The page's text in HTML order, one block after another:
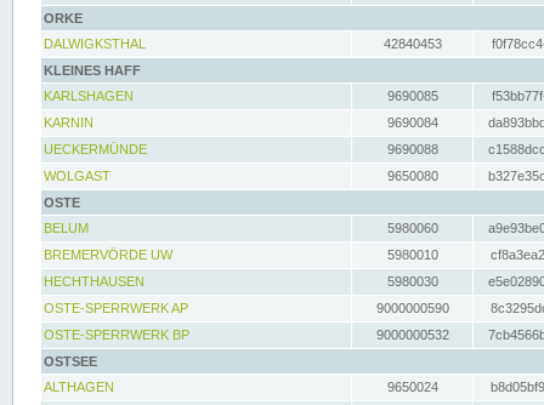
ORKE
DALWIGKSTHAL
42840453
KLEINES HAFF
KARLSHAGEN
9690085
KARNIN
9690084
UECKERMÜNDE
9690088
WOLGAST
9650080
OSTE
BELUM
5980060
BREMERVÖRDE UW
5980010
HECHTHAUSEN
5980030
OSTE-SPERRWERK AP
9000000590
OSTE-SPERRWERK BP
9000000532
OSTSEE
ALTHAGEN
9650024